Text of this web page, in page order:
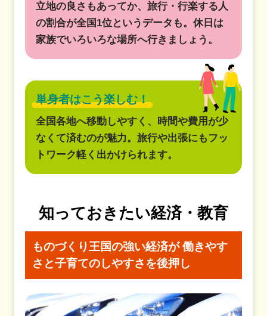
立地の良さもあってか、旅行・行楽する人
の割合が全国1位というデータも。休日は
家族でいろいろな場所へ行きましょう。
単身者はこう楽しむ！
全国各地へ移動しやすく、時間や費用が少
なくて済むのが魅力。旅行や出張にもフッ
トワーク軽く出かけられます。
知っておきたい経済・教育
ものづくり王国の強い経済が働きやす
さと子育てのしやすさを後押し